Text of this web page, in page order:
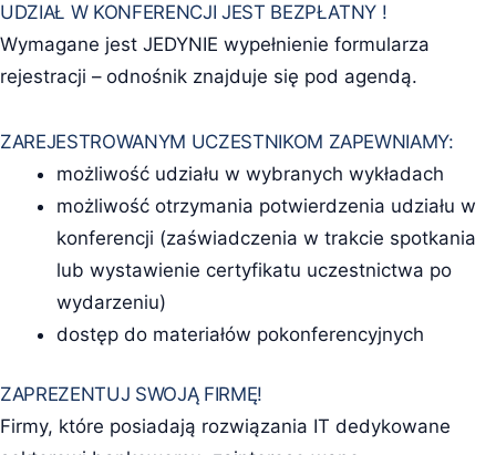
UDZIAŁ W KONFERENCJI JEST BEZPŁATNY !
Wymagane jest JEDYNIE wypełnienie formularza
rejestracji – odnośnik znajduje się pod agendą.
ZAREJESTROWANYM UCZESTNIKOM ZAPEWNIAMY:
możliwość udziału w wybranych wykładach
możliwość otrzymania potwierdzenia udziału w
konferencji (zaświadczenia w trakcie spotkania
lub wystawienie certyfikatu uczestnictwa po
wydarzeniu)
dostęp do materiałów pokonferencyjnych
ZAPREZENTUJ SWOJĄ FIRMĘ!
Firmy, które posiadają rozwiązania IT dedykowane